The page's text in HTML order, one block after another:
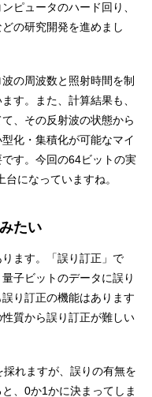
ピュータのハード回り、
の研究開発を進めまし
の周波数と照射時間を制
す。また、計算結果も、
、その反射波の状態から
化・集積化が可能なマイ
す。今回の64ビットの実
になっていますね。
たい
ます。「誤り訂正」で
子ビットのデータに誤り
り訂正の機能はあります
質から誤り訂正が難しい
れますが、誤りの有無を
、0か1かに決まってしま